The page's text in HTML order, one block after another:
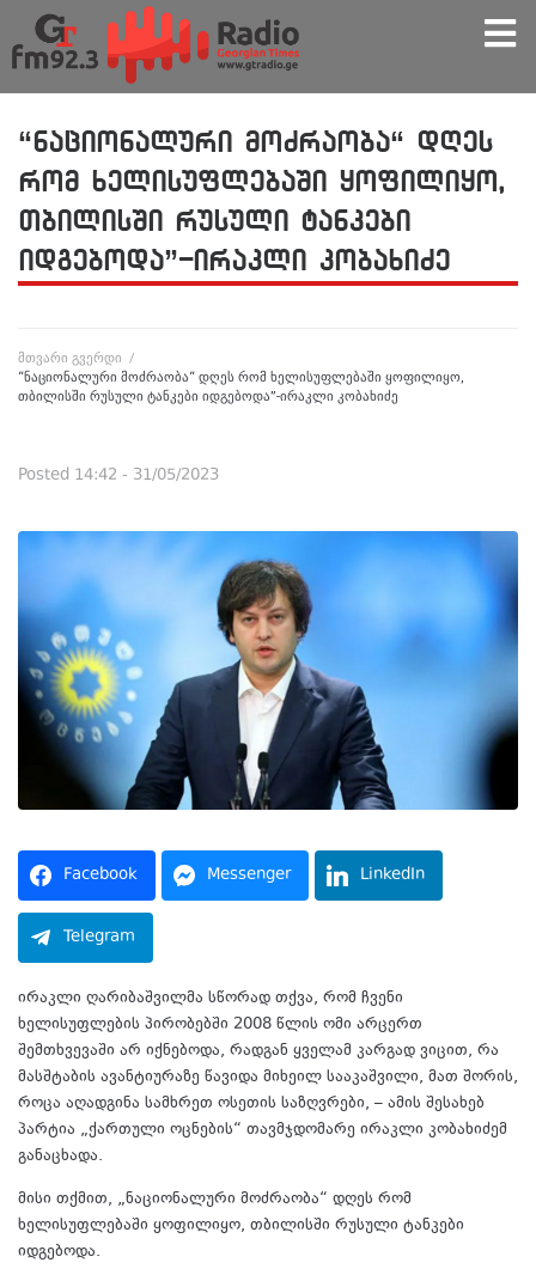
“ნაციონალური მოძრაობა“ დღეს
რომ ხელისუფლებაში ყოფილიყო,
თბილისში რუსული ტანკები
იდგებოდა”-ირაკლი კობახიძე
მთვარი გვერდი /
“ნაციონალური მოძრაობა“ დღეს რომ ხელისუფლებაში ყოფილიყო,
თბილისში რუსული ტანკები იდგებოდა”-ირაკლი კობახიძე
Posted 14:42 - 31/05/2023
Facebook Messenger LinkedIn
Telegram
ირაკლი ღარიბაშვილმა სწორად თქვა, რომ ჩვენი
ხელისუფლების პირობებში 2008 წლის ომი არცერთ
შემთხვევაში არ იქნებოდა, რადგან ყველამ კარგად ვიცით, რა
მასშტაბის ავანტიურაზე წავიდა მიხეილ სააკაშვილი, მათ შორის,
როცა აღადგინა სამხრეთ ოსეთის საზღვრები, – ამის შესახებ
პარტია „ქართული ოცნების“ თავმჯდომარე ირაკლი კობახიძემ
განაცხადა.
მისი თქმით, „ნაციონალური მოძრაობა“ დღეს რომ
ხელისუფლებაში ყოფილიყო, თბილისში რუსული ტანკები
იდგებოდა.